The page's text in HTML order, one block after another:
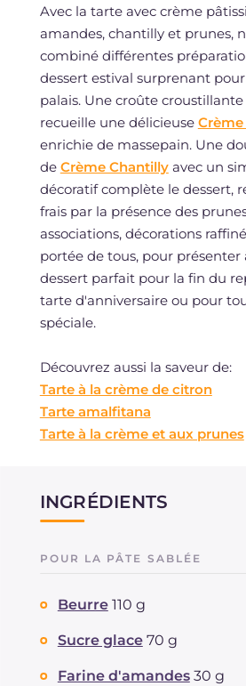
Avec la tarte avec crème
amandes, chantilly et prunes,
combiné différentes
dessert estival surprenant
palais. Une croûte
recueille une délicieuse
enrichie de massepain. Une
de Crème Chantillyavec un
décoratif complète le dessert,
frais par la présence des
associations, décorations
portée de tous, pour présenter
dessert parfait pour la fin du
tarte d'anniversaire ou pour
spéciale.
Découvrez aussi la saveur de:
Tarte à la crème de citron
Tarte amalfitana
Tarte à la crème et aux prunes
INGRÉDIENTS
POUR LA PÂTE SABLÉE
Beurre 110 g
Sucre glace 70 g
Farine d'amandes 30 g